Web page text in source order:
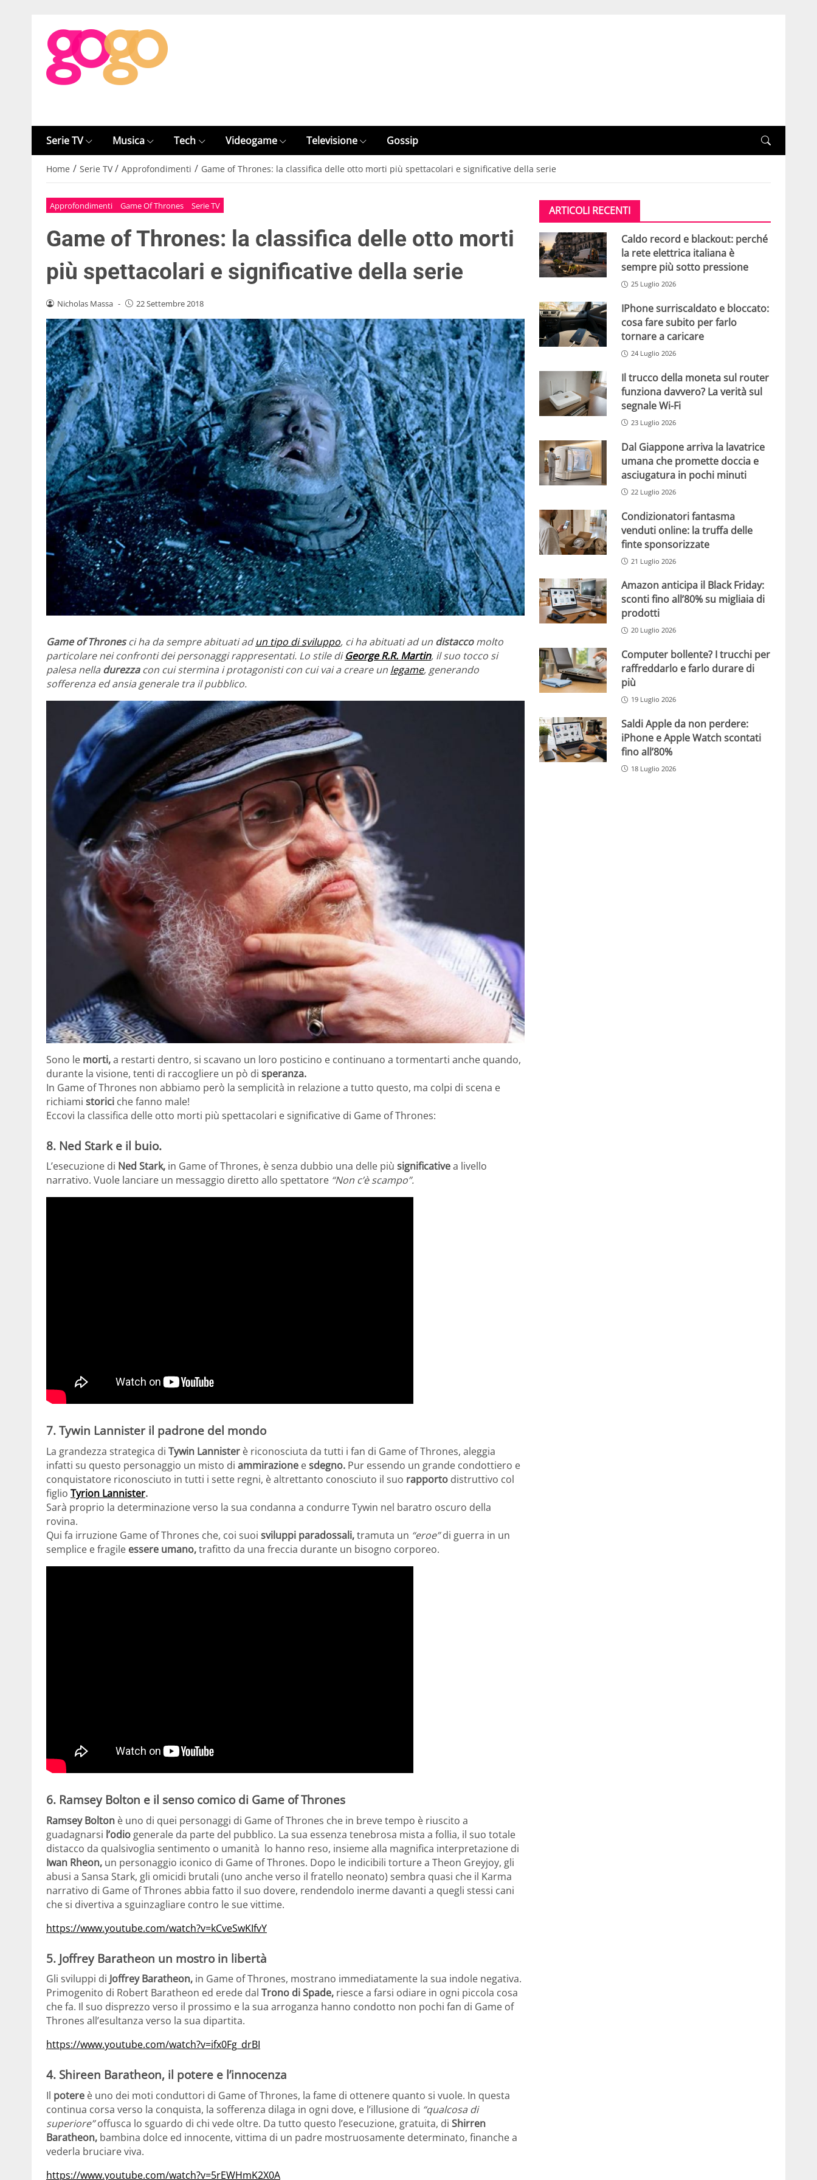
Serie TV Musica Tech Videogame Televisione Gossip
Home / Serie TV / Approfondimenti / Game of Thrones: la classifica delle otto morti più spettacolari e significative della serie
Approfondimenti Game Of Thrones Serie TV
Game of Thrones: la classifica delle otto morti
più spettacolari e significative della serie
Nicholas Massa - 22 Settembre 2018
Game of Thronesci ha da sempre abituati adun tipo di sviluppo, ci ha abituati ad un distaccomolto
particolare nei confronti dei personaggi rappresentati. Lo stile diGeorge R.R. Martin, il suo tocco si
palesa nella durezzacon cui stermina i protagonisti con cui vai a creare un legame, generando
sofferenza ed ansia generale tra il pubblico.
Sono le morti,a restarti dentro, si scavano un loro posticino e continuano a tormentarti anche quando,
durante la visione, tenti di raccogliere un pò di speranza.
In Game of Thrones non abbiamo però la semplicità in relazione a tutto questo, ma colpi di scena e
richiami storici che fanno male!
Eccovi la classifica delle otto morti più spettacolari e significative di Game of Thrones:
8. Ned Stark e il buio.
L’esecuzione di Ned Stark, in Game of Thrones, è senza dubbio una delle più significativea livello
narrativo. Vuole lanciare un messaggio diretto allo spettatore “Non c’è scampo”.
7. Tywin Lannister il padrone del mondo
La grandezza strategica di Tywin Lannister è riconosciuta da tutti i fan di Game of Thrones, aleggia
infatti su questo personaggio un misto di ammirazione esdegno. Pur essendo un grande condottiero e
conquistatore riconosciuto in tutti i sette regni, è altrettanto conosciuto il suo rapporto distruttivo col
figlio Tyrion Lannister.
Sarà proprio la determinazione verso la sua condanna a condurre Tywin nel baratro oscuro della
rovina.
Qui fa irruzione Game of Thrones che, coi suoi sviluppi paradossali,tramuta un “eroe”di guerra in un
semplice e fragile essere umano,trafitto da una freccia durante un bisogno corporeo.
6. Ramsey Bolton e il senso comico di Game of Thrones
Ramsey Bolton è uno di quei personaggi di Game of Thrones che in breve tempo è riuscito a
guadagnarsi l’odio generale da parte del pubblico. La sua essenza tenebrosa mista a follia, il suo totale
distacco da qualsivoglia sentimento o umanità lo hanno reso, insieme alla magnifica interpretazione di
Iwan Rheon, un personaggio iconico di Game of Thrones. Dopo le indicibili torture a Theon Greyjoy, gli
abusi a Sansa Stark, gli omicidi brutali (uno anche verso il fratello neonato) sembra quasi che il Karma
narrativo di Game of Thrones abbia fatto il suo dovere, rendendolo inerme davanti a quegli stessi cani
che si divertiva a sguinzagliare contro le sue vittime.
https://www.youtube.com/watch?v=kCveSwKIfvY
5. Joffrey Baratheon un mostro in libertà
Gli sviluppi di Joffrey Baratheon, in Game of Thrones, mostrano immediatamente la sua indole negativa.
Primogenito di Robert Baratheon ed erede dal Trono di Spade, riesce a farsi odiare in ogni piccola cosa
che fa. Il suo disprezzo verso il prossimo e la sua arroganza hanno condotto non pochi fan di Game of
Thrones all’esultanza verso la sua dipartita.
https://www.youtube.com/watch?v=ifx0Fg_drBI
4. Shireen Baratheon, il potere e l’innocenza
Il potere è uno dei moti conduttori di Game of Thrones, la fame di ottenere quanto si vuole. In questa
continua corsa verso la conquista, la sofferenza dilaga in ogni dove, e l’illusione di “qualcosa di
superiore”offusca lo sguardo di chi vede oltre. Da tutto questo l’esecuzione, gratuita, di Shirren
Baratheon, bambina dolce ed innocente, vittima di un padre mostruosamente determinato, finanche a
vederla bruciare viva.
https://www.youtube.com/watch?v=5rEWHmK2X0A
ARTICOLI RECENTI
Caldo record e blackout: perché
la rete elettrica italiana è
sempre più sotto pressione
25 Luglio 2026
IPhone surriscaldato e bloccato:
cosa fare subito per farlo
tornare a caricare
24 Luglio 2026
Il trucco della moneta sul router
funziona davvero? La verità sul
segnale Wi-Fi
23 Luglio 2026
Dal Giappone arriva la lavatrice
umana che promette doccia e
asciugatura in pochi minuti
22 Luglio 2026
Condizionatori fantasma
venduti online: la truffa delle
finte sponsorizzate
21 Luglio 2026
Amazon anticipa il Black Friday:
sconti fino all’80% su migliaia di
prodotti
20 Luglio 2026
Computer bollente? I trucchi per
raffreddarlo e farlo durare di
più
19 Luglio 2026
Saldi Apple da non perdere:
iPhone e Apple Watch scontati
fino all’80%
18 Luglio 2026